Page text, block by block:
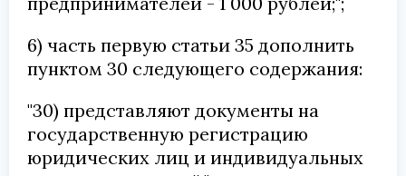
6) часть первую статьи 35 дополнить
пунктом 30 следующего содержания:
"30) представляют документы на
государственную регистрацию
юридических лиц и индивидуальных